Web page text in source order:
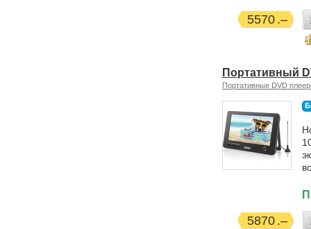
5570
Портативный
Портативные DVD
5870